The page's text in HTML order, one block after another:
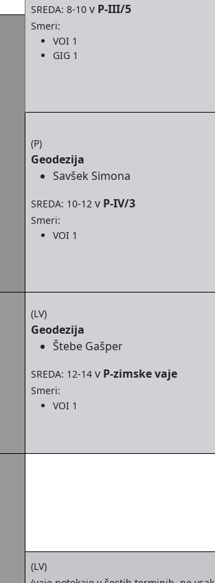
SREDA: 8-10 v P-III/5
Smeri:
VOI 1
GIG 1
(P)
Geodezija
Savšek Simona
SREDA: 10-12 v P-IV/3
Smeri:
VOI 1
(LV)
Geodezija
Štebe Gašper
SREDA: 12-14 v P-zimske vaje
Smeri:
VOI 1
(LV)